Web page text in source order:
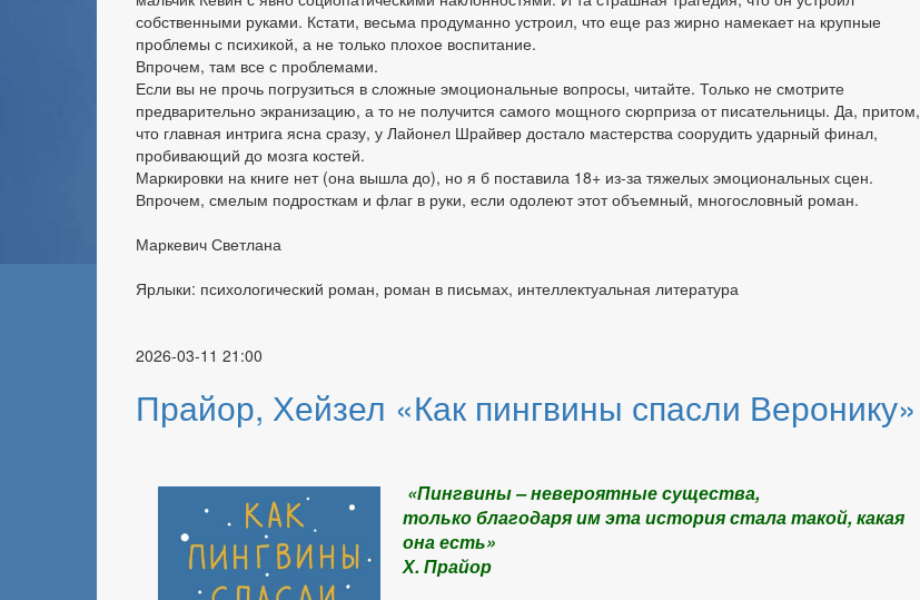
собственными руками. Кстати, весьма продуманно устроил, что еще раз жирно намекает на крупные
проблемы с психикой, а не только плохое воспитание.
Впрочем, там все с проблемами.
Если вы не прочь погрузиться в сложные эмоциональные вопросы, читайте. Только не смотрите
предварительно экранизацию, а то не получится самого мощного сюрприза от писательницы. Да, притом,
что главная интрига ясна сразу, у Лайонел Шрайвер достало мастерства соорудить ударный финал,
пробивающий до мозга костей.
Маркировки на книге нет (она вышла до), но я б поставила 18+ из-за тяжелых эмоциональных сцен.
Впрочем, смелым подросткам и флаг в руки, если одолеют этот объемный, многословный роман.
Маркевич Светлана
Ярлыки: психологический роман, роман в письмах, интеллектуальная литература
2026-03-11 21:00
Прайор, Хейзел «Как пингвины спасли Веронику»
«Пингвины – невероятные существа,
только благодаря им эта история стала такой, какая
она есть»
Х. Прайор